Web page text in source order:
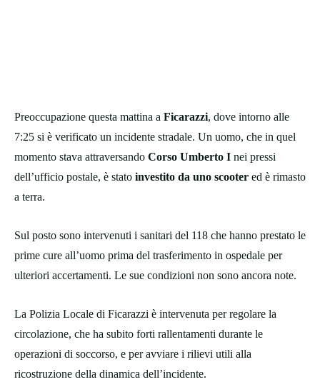
Preoccupazione questa mattina a Ficarazzi, dove intorno alle
7:25 si è verificato un incidente stradale. Un uomo, che in quel
momento stava attraversando Corso Umberto I nei pressi
dell’ufficio postale, è stato investito da uno scooter ed è rimasto
a terra.
Sul posto sono intervenuti i sanitari del 118 che hanno prestato le
prime cure all’uomo prima del trasferimento in ospedale per
ulteriori accertamenti. Le sue condizioni non sono ancora note.
La Polizia Locale di Ficarazzi è intervenuta per regolare la
circolazione, che ha subito forti rallentamenti durante le
operazioni di soccorso, e per avviare i rilievi utili alla
ricostruzione della dinamica dell’incidente.